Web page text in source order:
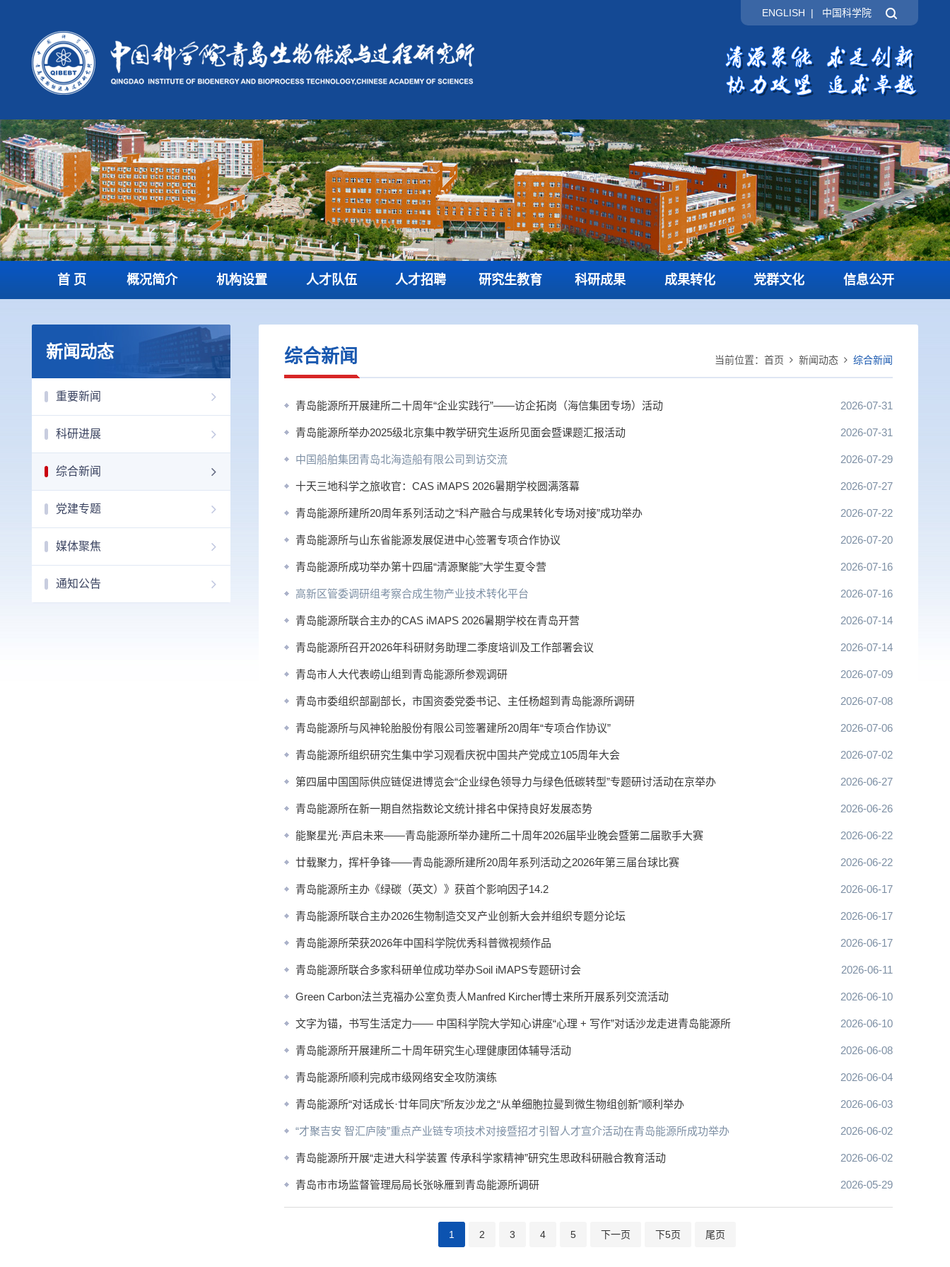
ENGLISH | 中国科学院
首 页 概况简介 机构设置 人才队伍 人才招聘 研究生教育 科研成果 成果转化 党群文化 信息公开
新闻动态
重要新闻
科研进展
综合新闻
党建专题
媒体聚焦
通知公告
当前位置： 首页 新闻动态 综合新闻
综合新闻
青岛能源所开展建所二十周年“企业实践行”——访企拓岗（海信集团专场）活动 2026-07-31
青岛能源所举办2025级北京集中教学研究生返所见面会暨课题汇报活动 2026-07-31
中国船舶集团青岛北海造船有限公司 到访交流 2026-07-29
十天三地科学之旅收官：CAS iMAPS 2026暑期学校圆满落幕 2026-07-27
青岛能源所建所20周年系列活动之“科产融合与成果转化专场对接”成功举办 2026-07-22
青岛能源所与山东省能源发展促进中心签署专项合作协议 2026-07-20
青岛能源所成功举办第十四届“清源聚能”大学生夏令营 2026-07-16
高新区管委调研组考察合成生物产业技术转化平台 2026-07-16
青岛能源所联合主办的CAS iMAPS 2026暑期学校在青岛开营 2026-07-14
青岛能源所召开2026年科研财务助理二季度培训及工作部署会议 2026-07-14
青岛市人大代表崂山组到青岛能源所参观调研 2026-07-09
青岛市委组织部副部长，市国资委党委书记、主任杨超到青岛能源所调研 2026-07-08
青岛能源所与风神轮胎股份有限公司签署建所20周年“专项合作协议” 2026-07-06
青岛能源所组织研究生集中学习观看庆祝中国共产党成立105周年大会 2026-07-02
第四届中国国际供应链促进博览会“企业绿色领导力与绿色低碳转型”专题研讨活动在京举办 2026-06-27
青岛能源所在新一期自然指数论文统计排名中保持良好发展态势 2026-06-26
能聚星光·声启未来——青岛能源所举办建所二十周年2026届毕业晚会暨第二届歌手大赛 2026-06-22
廿载聚力，挥杆争锋——青岛能源所建所20周年系列活动之2026年第三届台球比赛 2026-06-22
青岛能源所主办《绿碳（英文）》获首个影响因子14.2 2026-06-17
青岛能源所联合主办2026生物制造交叉产业创新大会并组织专题分论坛 2026-06-17
青岛能源所荣获2026年中国科学院优秀科普微视频作品 2026-06-17
青岛能源所联合多家科研单位成功举办Soil iMAPS专题研讨会 2026-06-11
Green Carbon法兰克福办公室负责人Manfred Kircher博士来所开展系列交流活动 2026-06-10
文字为锚，书写生活定力—— 中国科学院大学知心讲座“心理 + 写作”对话沙龙走进青岛能源所 2026-06-10
青岛能源所开展建所二十周年研究生心理健康团体辅导活动 2026-06-08
青岛能源所顺利完成市级网络安全攻防演练 2026-06-04
青岛能源所“对话成长·廿年同庆”所友沙龙之“从单细胞拉曼到微生物组创新”顺利举办 2026-06-03
“才聚吉安 智汇庐陵”重点产业链专项技术对接暨招才引智人才宣介活动在青岛能源所成功举办 2026-06-02
青岛能源所开展“走进大科学装置 传承科学家精神”研究生思政科研融合教育活动 2026-06-02
青岛市市场监督管理局局长张咏雁到青岛能源所调研 2026-05-29
1 2 3 4 5 下一页 下5页 尾页